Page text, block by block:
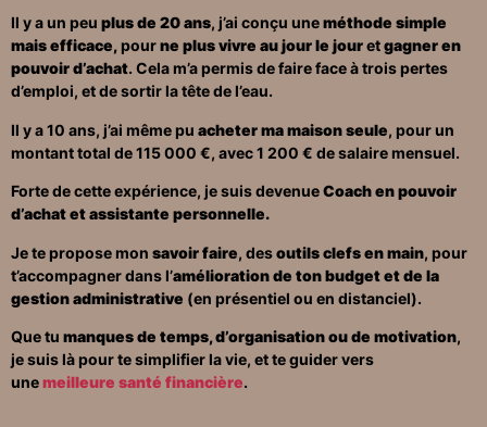
Il y a un peu plus de 20 ans, j’ai conçu uneméthode simple
mais efficace, pourne plus vivre au jour le jouretgagner en
pouvoir d’achat. Cela m’a permis de faire face à trois pertes
d’emploi, et de sortir la tête de l’eau.
Il y a 10 ans, j’ai même pu acheter ma maison seule, pour un
montant total de 115 000 €, avec 1 200 € de salaire mensuel.
Forte de cette expérience, je suis devenueCoach en pouvoir
d’achat et assistante personnelle.
Je te propose mon savoir faire, desoutils clefs en main, pour
t’accompagner dans l’amélioration de ton budget et de la
gestion administrative (en présentiel ou en distanciel).
Que tu manques de temps, d’organisation ou de motivation,
je suis là pour te simplifier la vie, et te guider vers
unemeilleure santé financière.